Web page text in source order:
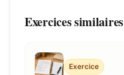
Exercices similaires
Exercice